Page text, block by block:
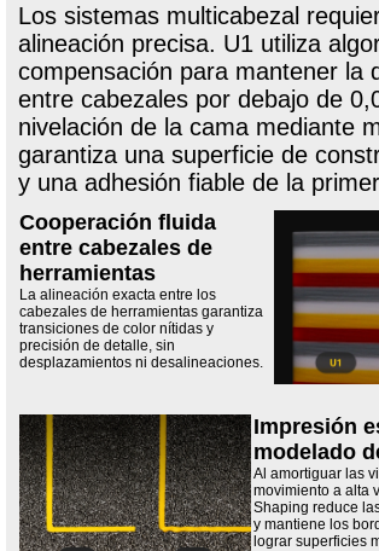
Los sistemas multicabezal
alineación precisa. U1 utiliza
compensación para mantener la
entre cabezales por debajo de
nivelación de la cama mediante
garantiza una superficie de
y una adhesión fiable de la
Cooperación fluida
entre cabezales de
herramientas
La alineación exacta entre los
cabezales de herramientas garantiza
transiciones de color nítidas y
precisión de detalle, sin
desplazamientos ni desalineaciones.
Impresión
modelado
Al amortiguar las
movimiento a alta
Shaping reduce
y mantiene los
lograr superficies